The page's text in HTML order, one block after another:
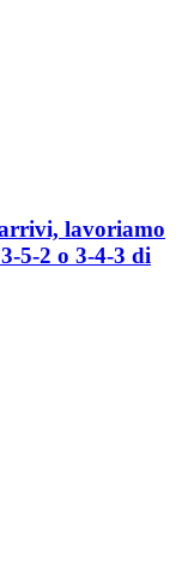
lavoriamo
5-2 o 3-4-3 di